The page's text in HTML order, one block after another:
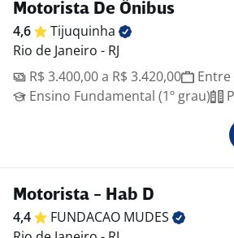
Motorista De Ônibus
4,6
Tijuquinha
Rio de Janeiro - RJ
R$ 3.400,00 a R$ 3.420,00
Entre
Ensino Fundamental (1º grau)
Motorista - Hab D
4,4 FUNDACAO MUDES